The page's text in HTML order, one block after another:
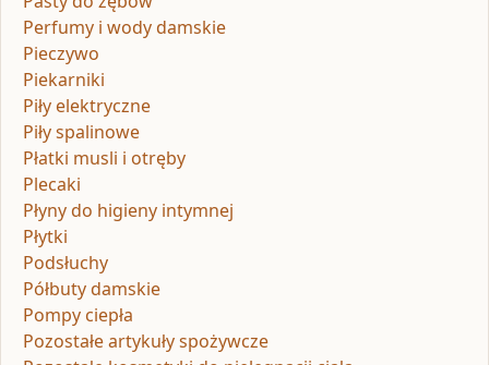
Perfumy i wody damskie
Pieczywo
Piekarniki
Piły elektryczne
Piły spalinowe
Płatki musli i otręby
Plecaki
Płyny do higieny intymnej
Płytki
Podsłuchy
Półbuty damskie
Pompy ciepła
Pozostałe artykuły spożywcze